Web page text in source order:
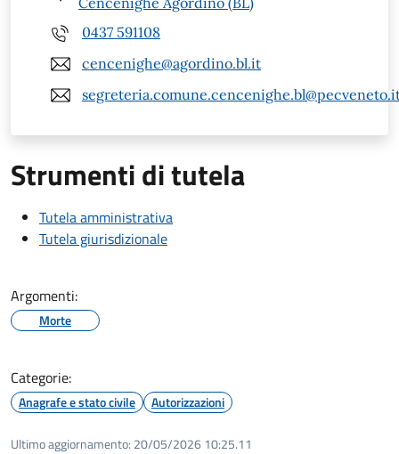
0437 591108
cencenighe@agordino.bl.it
Strumenti di tutela
Tutela amministrativa
Tutela giurisdizionale
Argomenti:
Morte
Categorie:
Anagrafe e stato civile Autorizzazioni
Ultimo aggiornamento: 20/05/2026 10:25.11